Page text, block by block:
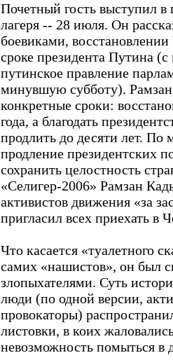
Почетный гость выступил
лагеря -- 28 июля. Он
боевиками,
сроке президента Путина
путинское правление
минувшую субботу).
конкретные сроки:
года, а благодать
продлить до десяти лет.
продление президентских
сохранить целостность
«Селигер-2006» Рамзан
активистов движения «за
пригласил всех приехать в
Что касается «туалетного
самих «нашистов», он был
злопыхателями. Суть
люди (по одной версии,
провокаторы)
листовки, в коих
невозможность помыться в